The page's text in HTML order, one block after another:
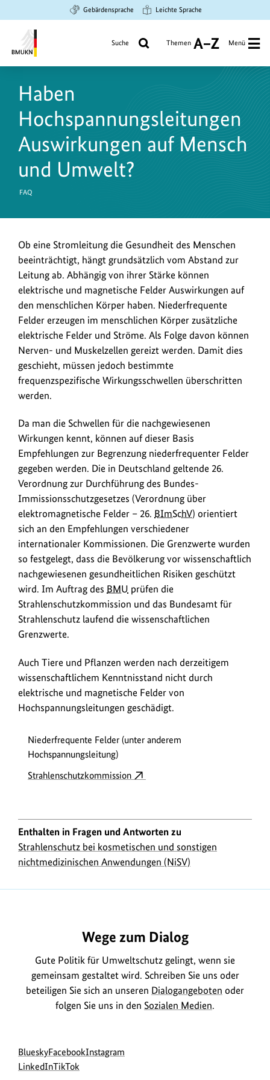
Hauptinhalt
springen
Suche
springen
Hauptnavigation
springen
Gebärdensprache Leichte Sprache
Umwelt,
Naturschutz
und
nukleare
Sicherheit
Suche Themen
A
Z
Menü
Haben
Hochspannungsleitungen
Auswirkungen auf Mensch
und Umwelt?
FAQ
Ob eine Stromleitung die Gesundheit des Menschen
beeinträchtigt, hängt grundsätzlich vom Abstand zur
Leitung ab. Abhängig von ihrer Stärke können
elektrische und magnetische Felder Auswirkungen auf
den menschlichen Körper haben. Niederfrequente
Felder erzeugen im menschlichen Körper zusätzliche
elektrische Felder und Ströme. Als Folge davon können
Nerven- und Muskelzellen gereizt werden. Damit dies
geschieht, müssen jedoch bestimmte
frequenzspezifische Wirkungsschwellen überschritten
werden.
Da man die Schwellen für die nachgewiesenen
Wirkungen kennt, können auf dieser Basis
Empfehlungen zur Begrenzung niederfrequenter Felder
gegeben werden. Die in Deutschland geltende 26.
Verordnung zur Durchführung des Bundes-
Immissionsschutzgesetzes (Verordnung über
elektromagnetische Felder – 26. BImSchV) orientiert
sich an den Empfehlungen verschiedener
internationaler Kommissionen. Die Grenzwerte wurden
so festgelegt, dass die Bevölkerung vor wissenschaftlich
nachgewiesenen gesundheitlichen Risiken geschützt
wird. Im Auftrag des BMU prüfen die
Strahlenschutzkommission und das Bundesamt für
Strahlenschutz laufend die wissenschaftlichen
Grenzwerte.
Auch Tiere und Pflanzen werden nach derzeitigem
wissenschaftlichem Kenntnisstand nicht durch
elektrische und magnetische Felder von
Hochspannungsleitungen geschädigt.
Niederfrequente Felder (unter anderem
Hochspannungsleitung)
Strahlenschutzkommission
Enthalten in Fragen und Antworten zu
Strahlenschutz bei kosmetischen und sonstigen
nichtmedizinischen Anwendungen (NiSV)
Wege zum Dialog
Gute Politik für Umweltschutz gelingt, wenn sie
gemeinsam gestaltet wird. Schreiben Sie uns oder
beteiligen Sie sich an unseren Dialogangeboten oder
folgen Sie uns in den Sozialen Medien.
Social
Media
Blueskyzur
Bluesky-
Facebookzur
Instagram
LinkedInzur
zur
TikTok